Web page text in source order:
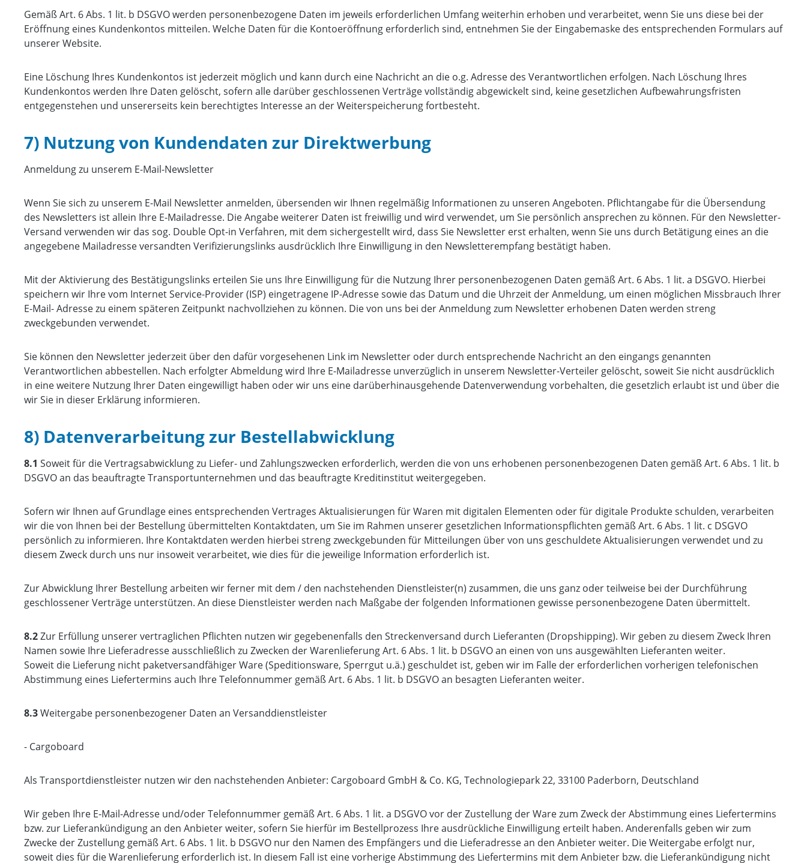
Gemäß Art. 6 Abs. 1 lit. b DSGVO werden personenbezogene Daten im jeweils erforderlichen Umfang weiterhin erhoben und verarbeitet, wenn Sie uns diese bei der
Eröffnung eines Kundenkontos mitteilen. Welche Daten für die Kontoeröffnung erforderlich sind, entnehmen Sie der Eingabemaske des entsprechenden Formulars auf
unserer Website.
Eine Löschung Ihres Kundenkontos ist jederzeit möglich und kann durch eine Nachricht an die o.g. Adresse des Verantwortlichen erfolgen. Nach Löschung Ihres
Kundenkontos werden Ihre Daten gelöscht, sofern alle darüber geschlossenen Verträge vollständig abgewickelt sind, keine gesetzlichen Aufbewahrungsfristen
entgegenstehen und unsererseits kein berechtigtes Interesse an der Weiterspeicherung fortbesteht.
7) Nutzung von Kundendaten zur Direktwerbung
Anmeldung zu unserem E-Mail-Newsletter
Wenn Sie sich zu unserem E-Mail Newsletter anmelden, übersenden wir Ihnen regelmäßig Informationen zu unseren Angeboten. Pflichtangabe für die Übersendung
des Newsletters ist allein Ihre E-Mailadresse. Die Angabe weiterer Daten ist freiwillig und wird verwendet, um Sie persönlich ansprechen zu können. Für den Newsletter-
Versand verwenden wir das sog. Double Opt-in Verfahren, mit dem sichergestellt wird, dass Sie Newsletter erst erhalten, wenn Sie uns durch Betätigung eines an die
angegebene Mailadresse versandten Verifizierungslinks ausdrücklich Ihre Einwilligung in den Newsletterempfang bestätigt haben.
Mit der Aktivierung des Bestätigungslinks erteilen Sie uns Ihre Einwilligung für die Nutzung Ihrer personenbezogenen Daten gemäß Art. 6 Abs. 1 lit. a DSGVO. Hierbei
speichern wir Ihre vom Internet Service-Provider (ISP) eingetragene IP-Adresse sowie das Datum und die Uhrzeit der Anmeldung, um einen möglichen Missbrauch Ihrer
E-Mail- Adresse zu einem späteren Zeitpunkt nachvollziehen zu können. Die von uns bei der Anmeldung zum Newsletter erhobenen Daten werden streng
zweckgebunden verwendet.
Sie können den Newsletter jederzeit über den dafür vorgesehenen Link im Newsletter oder durch entsprechende Nachricht an den eingangs genannten
Verantwortlichen abbestellen. Nach erfolgter Abmeldung wird Ihre E-Mailadresse unverzüglich in unserem Newsletter-Verteiler gelöscht, soweit Sie nicht ausdrücklich
in eine weitere Nutzung Ihrer Daten eingewilligt haben oder wir uns eine darüberhinausgehende Datenverwendung vorbehalten, die gesetzlich erlaubt ist und über die
wir Sie in dieser Erklärung informieren.
8) Datenverarbeitung zur Bestellabwicklung
8.1 Soweit für die Vertragsabwicklung zu Liefer- und Zahlungszwecken erforderlich, werden die von uns erhobenen personenbezogenen Daten gemäß Art. 6 Abs. 1 lit. b
DSGVO an das beauftragte Transportunternehmen und das beauftragte Kreditinstitut weitergegeben.
Sofern wir Ihnen auf Grundlage eines entsprechenden Vertrages Aktualisierungen für Waren mit digitalen Elementen oder für digitale Produkte schulden, verarbeiten
wir die von Ihnen bei der Bestellung übermittelten Kontaktdaten, um Sie im Rahmen unserer gesetzlichen Informationspflichten gemäß Art. 6 Abs. 1 lit. c DSGVO
persönlich zu informieren. Ihre Kontaktdaten werden hierbei streng zweckgebunden für Mitteilungen über von uns geschuldete Aktualisierungen verwendet und zu
diesem Zweck durch uns nur insoweit verarbeitet, wie dies für die jeweilige Information erforderlich ist.
Zur Abwicklung Ihrer Bestellung arbeiten wir ferner mit dem / den nachstehenden Dienstleister(n) zusammen, die uns ganz oder teilweise bei der Durchführung
geschlossener Verträge unterstützen. An diese Dienstleister werden nach Maßgabe der folgenden Informationen gewisse personenbezogene Daten übermittelt.
8.2Zur Erfüllung unserer vertraglichen Pflichten nutzen wir gegebenenfalls den Streckenversand durch Lieferanten (Dropshipping). Wir geben zu diesem Zweck Ihren
Namen sowie Ihre Lieferadresse ausschließlich zu Zwecken der Warenlieferung Art. 6 Abs. 1 lit. b DSGVO an einen von uns ausgewählten Lieferanten weiter.
Soweit die Lieferung nicht paketversandfähiger Ware (Speditionsware, Sperrgut u.ä.) geschuldet ist, geben wir im Falle der erforderlichen vorherigen telefonischen
Abstimmung eines Liefertermins auch Ihre Telefonnummer gemäß Art. 6 Abs. 1 lit. b DSGVO an besagten Lieferanten weiter.
8.3Weitergabe personenbezogener Daten an Versanddienstleister
- Cargoboard
Als Transportdienstleister nutzen wir den nachstehenden Anbieter: Cargoboard GmbH & Co. KG, Technologiepark 22, 33100 Paderborn, Deutschland
Wir geben Ihre E-Mail-Adresse und/oder Telefonnummer gemäß Art. 6 Abs. 1 lit. a DSGVO vor der Zustellung der Ware zum Zweck der Abstimmung eines Liefertermins
bzw. zur Lieferankündigung an den Anbieter weiter, sofern Sie hierfür im Bestellprozess Ihre ausdrückliche Einwilligung erteilt haben. Anderenfalls geben wir zum
Zwecke der Zustellung gemäß Art. 6 Abs. 1 lit. b DSGVO nur den Namen des Empfängers und die Lieferadresse an den Anbieter weiter. Die Weitergabe erfolgt nur,
soweit dies für die Warenlieferung erforderlich ist. In diesem Fall ist eine vorherige Abstimmung des Liefertermins mit dem Anbieter bzw. die Lieferankündigung nicht